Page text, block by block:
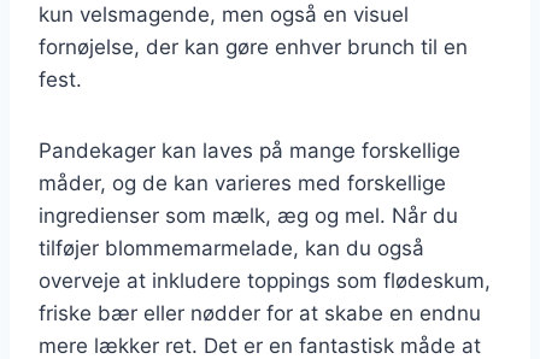
kun velsmagende, men også en visuel
fornøjelse, der kan gøre enhver brunch til en
fest.
Pandekager kan laves på mange forskellige
måder, og de kan varieres med forskellige
ingredienser som mælk, æg og mel. Når du
tilføjer blommemarmelade, kan du også
overveje at inkludere toppings som flødeskum,
friske bær eller nødder for at skabe en endnu
mere lækker ret. Det er en fantastisk måde at